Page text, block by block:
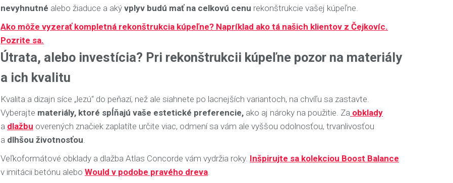
nevyhnutné alebo žiaduce a aký vplyv budú mať na celkovú cenu rekonštrukcie vašej kúpeľne.
Ako môže vyzerať kompletná rekonštrukcia kúpeľne? Napríklad ako tá našich klientov z Čejkovíc.
Pozrite sa.
Útrata, alebo investícia? Pri rekonštrukcii kúpeľne pozor na materiály
a ich kvalitu
Kvalita a dizajn síce „lezú“ do peňazí, než ale siahnete po lacnejších variantoch, na chvíľu sa zastavte.
Vyberajte materiály, ktoré spĺňajú vaše estetické preferencie, ako aj nároky na použitie. Za obklady
a dlažbu overených značiek zaplatíte určite viac, odmení sa vám ale vyššou odolnosťou, trvanlivosťou
a dlhšou životnosťou.
Veľkoformátové obklady a dlažba Atlas Concorde vám vydržia roky. Inšpirujte sa kolekciou Boost Balance
v imitácii betónu alebo Would v podobe pravého dreva.